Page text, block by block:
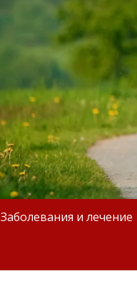
Заболевания и лечение